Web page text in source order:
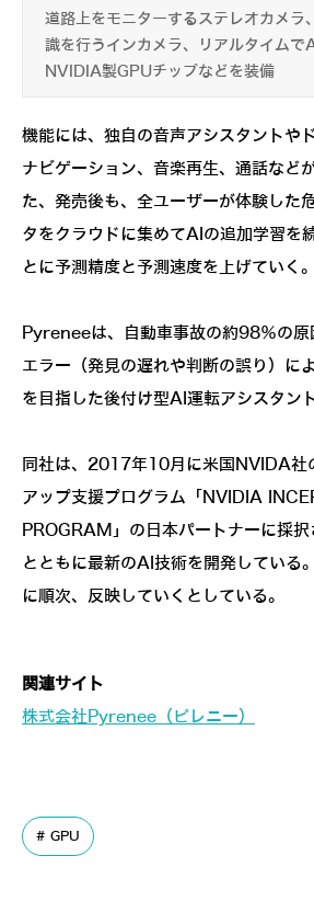
道路上をモニターするステレオカメラ
識を行うインカメラ、リアルタイムで
NVIDIA製GPUチップなどを装備
機能には、独自の音声アシスタントや
ナビゲーション、音楽再生、通話など
た、発売後も、全ユーザーが体験した
タをクラウドに集めてAIの追加学習を
とに予測精度と予測速度を上げていく。
Pyreneeは、自動車事故の約98％の原
エラー（発見の遅れや判断の誤り）に
を目指した後付け型AI運転アシスタン
同社は、2017年10月に米国NVIDA社
アップ支援プログラム「NVIDIA
PROGRAM」の日本パートナーに採
とともに最新のAI技術を開発している
に順次、反映していくとしている。
関連サイト
株式会社Pyrenee（ピレニー）
GPU